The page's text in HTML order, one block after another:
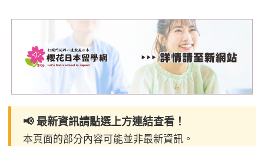
📢 最新資訊請點選上方連結查看！
本頁面的部分內容可能並非最新資訊。